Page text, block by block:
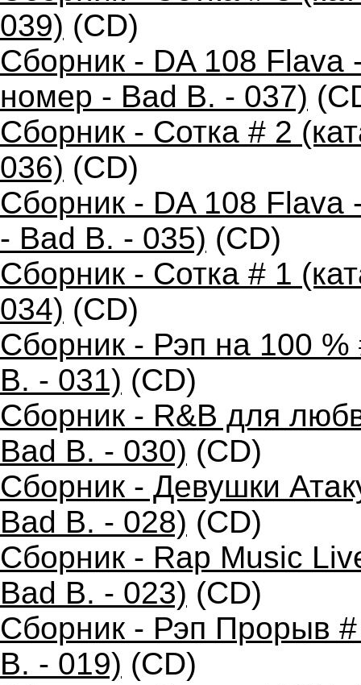
039) (CD)
Сборник - DA 108
номер - Bad B. - 037)
Сборник - Сотка # 2
036) (CD)
Сборник - DA 108
- Bad B. - 035) (CD)
Сборник - Сотка # 1
034) (CD)
Сборник - Рэп на 100
B. - 031) (CD)
Сборник - R&B для
Bad B. - 030) (CD)
Сборник - Девушки
Bad B. - 028) (CD)
Сборник - Rap Music
Bad B. - 023) (CD)
Сборник - Рэп Прорыв
B. - 019) (CD)